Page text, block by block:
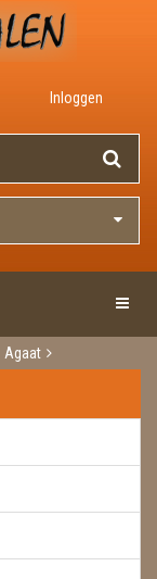
Inloggen
Agaat